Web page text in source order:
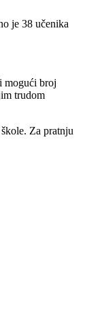
je 38 učenika
mogući broj
trudom
Za pratnju